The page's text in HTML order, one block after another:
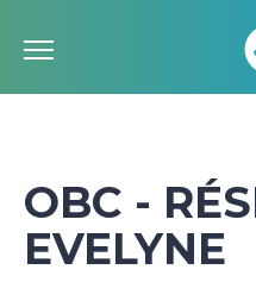
OBC -
EVELYNE